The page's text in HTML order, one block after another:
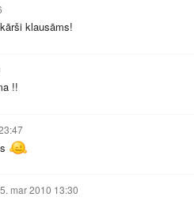
klausāms!
!!
mar 2010 13:30